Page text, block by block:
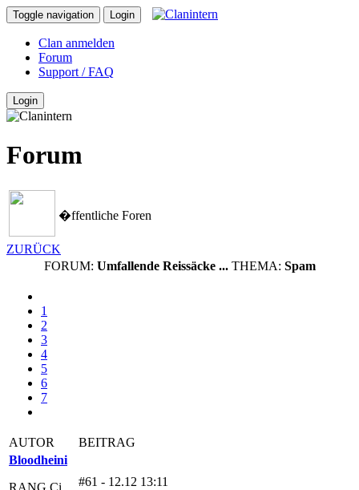
Toggle navigation Login
Clan anmelden
Forum
Support / FAQ
Login
Forum
�ffentliche Foren
ZURÜCK
FORUM: Umfallende Reissäcke ... THEMA: Spam
1
2
3
4
5
6
7
AUTOR
BEITRAG
Bloodheini
RANG Ci
#61 - 12.12 13:11